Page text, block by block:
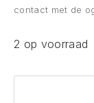
contact met de
2 op voorraad